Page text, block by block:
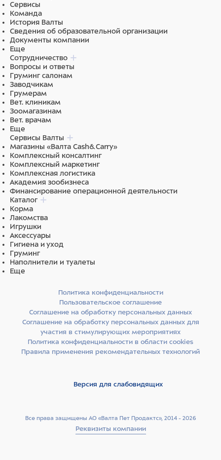
Сервисы
Команда
История Валты
Сведения об образовательной организации
Документы компании
Еще
Сотрудничество
Вопросы и ответы
Груминг салонам
Заводчикам
Грумерам
Вет. клиникам
Зоомагазинам
Вет. врачам
Еще
Сервисы Валты
Магазины «Валта Cash&Carry»
Комплексный консалтинг
Комплексный маркетинг
Комплексная логистика
Академия зообизнеса
Финансирование операционной деятельности
Каталог
Корма
Лакомства
Игрушки
Аксессуары
Гигиена и уход
Груминг
Наполнители и туалеты
Еще
Все права защищены АО «Валта Пет Продактс», 2014 - 2026
Реквизиты компании
Политика конфиденциальности
Пользовательское соглашение
Соглашение на обработку персональных данных
Соглашение на обработку персональных данных для
участия в стимулирующих мероприятиях
Политика конфиденциальности в области cookies
Правила применения рекомендательных технологий
Версия для слабовидящих